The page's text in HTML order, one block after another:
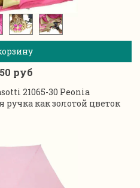
руб
21065-30 Peonia
ручка как золотой цветок